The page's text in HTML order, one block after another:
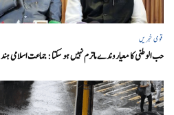
قومی خبریں
حب الوطنی کا معیار وندے ماترم نہیں ہو سکتا : جماعت اسلامی ہند